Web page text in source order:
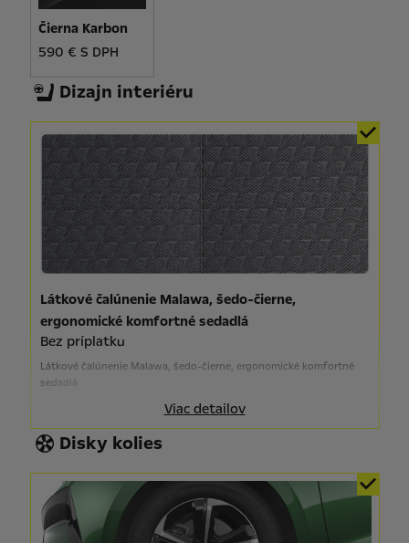
Čierna Karbon
590 € S DPH
Dizajn interiéru
Látkové čalúnenie Malawa, šedo-čierne,
ergonomické komfortné sedadlá
Bez príplatku
Látkové čalúnenie Malawa, šedo-čierne, ergonomické komfortné
sedadlá
Viac detailov
Disky kolies